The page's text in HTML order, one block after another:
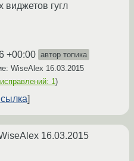
виджетов гугл
+00:00 автор топика
WiseAlex 16.03.2015
исправлений: 1)
16.03.2015